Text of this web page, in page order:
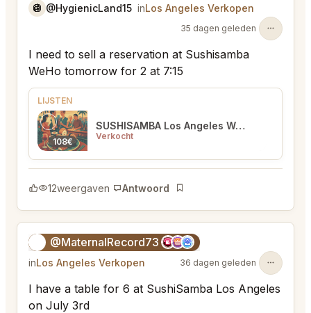
🪩 @HygienicLand15 inLos Angeles Verkopen
35 dagen geleden
I need to sell a reservation at Sushisamba
WeHo tomorrow for 2 at 7:15
LIJSTEN
108€
SUSHISAMBA Los Angeles West Hollywood
Verkocht
12weergaven Antwoord
Bladwijzer
@MaternalRecord73
inLos Angeles Verkopen 36 dagen geleden
I have a table for 6 at SushiSamba Los Angeles
on July 3rd